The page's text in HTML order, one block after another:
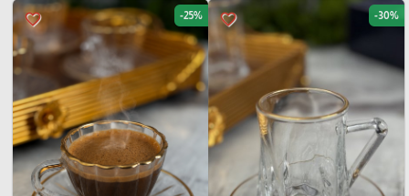
favorite_border -30%
favorite_border -25%